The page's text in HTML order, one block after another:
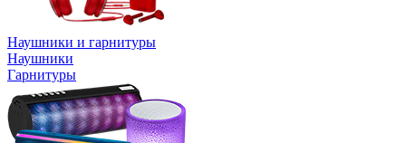
Наушники и гарнитуры
Наушники
Гарнитуры